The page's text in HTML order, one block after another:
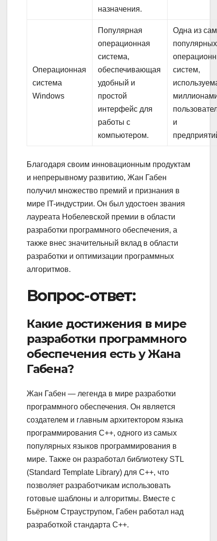
назначения.
Операционная
система
Windows
Популярная
операционная
система,
обеспечивающая
удобный и
простой
интерфейс для
работы с
компьютером.
Одна из
популярных
систем,
и
Благодаря своим инновационным продуктам
и непрерывному развитию, Жан Габен
получил множество премий и признания в
мире IT-индустрии. Он был удостоен звания
лауреата Нобелевской премии в области
разработки программного обеспечения, а
также внес значительный вклад в области
разработки и оптимизации программных
алгоритмов.
Вопрос-ответ:
Какие достижения в мире
разработки программного
обеспечения есть у Жана
Габена?
Жан Габен — легенда в мире разработки
программного обеспечения. Он является
создателем и главным архитектором языка
программирования C++, одного из самых
популярных языков программирования в
мире. Также он разработал библиотеку STL
(Standard Template Library) для C++, что
позволяет разработчикам использовать
готовые шаблоны и алгоритмы. Вместе с
Бьёрном Страуструпом, Габен работал над
разработкой стандарта C++.